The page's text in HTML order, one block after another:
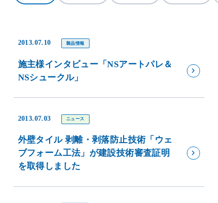
2013.07.10 製品情報
施主様インタビュー「NSアートパレ＆
NSシュークル」
2013.07.03 ニュース
外壁タイル 剥離・剥落防止技術「ウェ
ブフォーム工法」が建設技術審査証明
を取得しました